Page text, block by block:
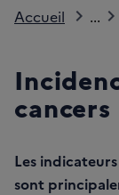
Accueil ...
cancers
Les
sont